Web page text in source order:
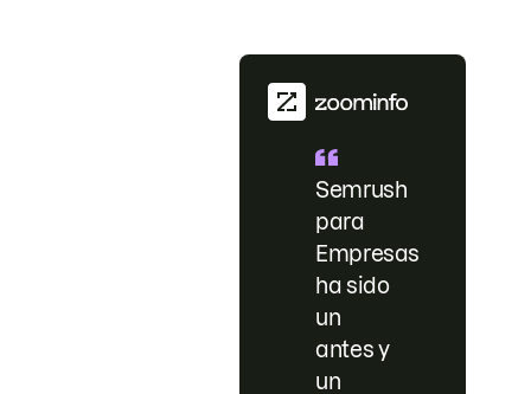
Semrush
para
Empresas
ha sido
un
antes y
un